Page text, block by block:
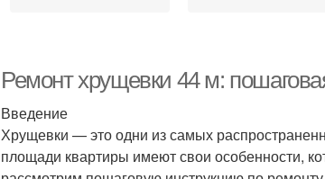
Ремонт хрущевки 44 м:
Введение
Хрущевки — это одни из самых
площади квартиры имеют свои особенности,